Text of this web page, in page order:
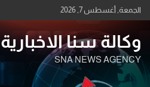
Skip
to
الجمعة, أغسطس 7, 2026
وكالة سنا الاخبارية
SNA NEWS AGENCY